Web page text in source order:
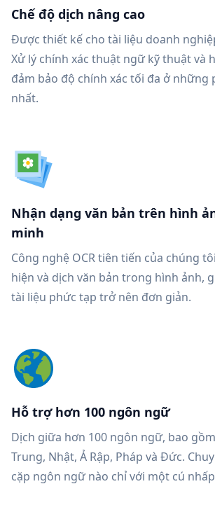
Chế độ dịch nâng cao
Được thiết kế cho tài liệu doanh
Xử lý chính xác thuật ngữ kỹ thuật và
đảm bảo độ chính xác tối đa ở những
nhất.
Nhận dạng văn bản trên hình
minh
Công nghệ OCR tiên tiến của chúng
hiện và dịch văn bản trong hình ảnh,
tài liệu phức tạp trở nên đơn giản.
Hỗ trợ hơn 100 ngôn ngữ
Dịch giữa hơn 100 ngôn ngữ, bao
Trung, Nhật, Ả Rập, Pháp và Đức.
cặp ngôn ngữ nào chỉ với một cú